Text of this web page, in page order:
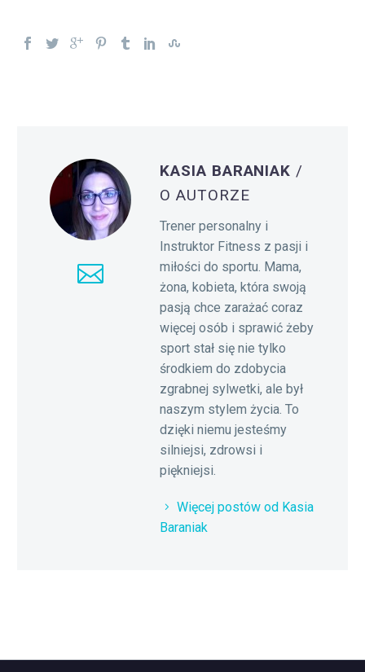
KASIA BARANIAK /
O AUTORZE
Trener personalny i
Instruktor Fitness z pasji i
miłości do sportu. Mama,
żona, kobieta, która swoją
pasją chce zarażać coraz
więcej osób i sprawić żeby
sport stał się nie tylko
środkiem do zdobycia
zgrabnej sylwetki, ale był
naszym stylem życia. To
dzięki niemu jesteśmy
silniejsi, zdrowsi i
piękniejsi.
Więcej postów od Kasia
Baraniak